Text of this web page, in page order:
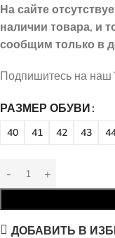
На сайте
наличии товара, и
сообщим только в
Подпишитесь на наш
РАЗМЕР ОБУВИ
40 41 42 43
ДОБАВИТЬ В